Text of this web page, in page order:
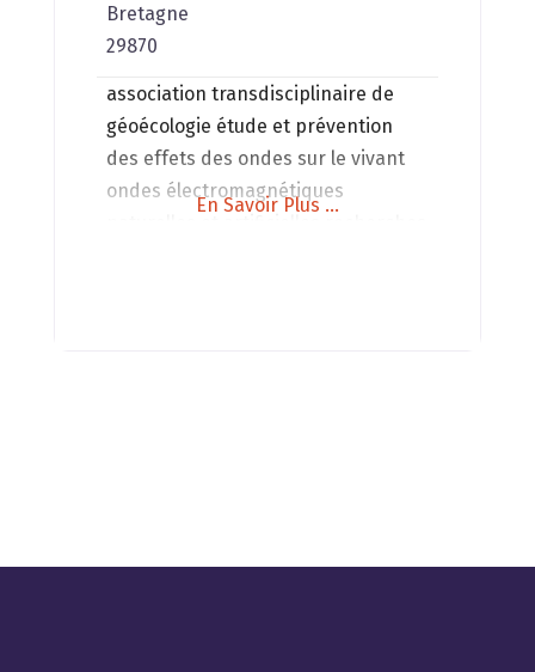
Bretagne
29870
association transdisciplinaire de
géoécologie étude et prévention
des effets des ondes sur le vivant
ondes électromagnétiques
En Savoir Plus ...